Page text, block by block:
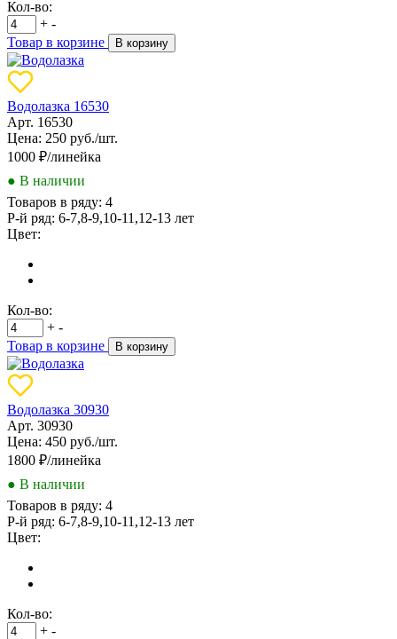
Кол-во:
+ -
Товар в корзине
В корзину
Водолазка 16530
Арт. 16530
Цена: 250 руб./шт.
1000 ₽/линейка
● В наличии
Товаров в ряду: 4
Р-й ряд: 6-7,8-9,10-11,12-13 лет
Цвет:
Кол-во:
+ -
Товар в корзине
В корзину
Водолазка 30930
Арт. 30930
Цена: 450 руб./шт.
1800 ₽/линейка
● В наличии
Товаров в ряду: 4
Р-й ряд: 6-7,8-9,10-11,12-13 лет
Цвет:
Кол-во:
+ -